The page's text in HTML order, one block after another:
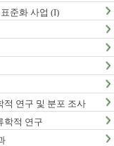
준화 사업 (I)
적 연구 및 분포 조사
학적 연구